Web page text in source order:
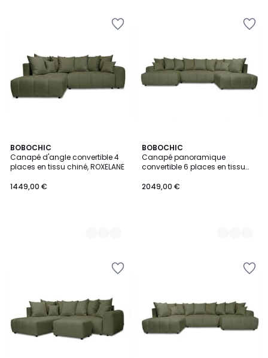
BOBOCHIC
Canapé d'angle convertible 4
places en tissu chiné, ROXELANE
1449,00 €
8
Couleurs
BOBOCHIC
Canapé panoramique
convertible 6 places en tissu
2049,00 €
8
Couleurs